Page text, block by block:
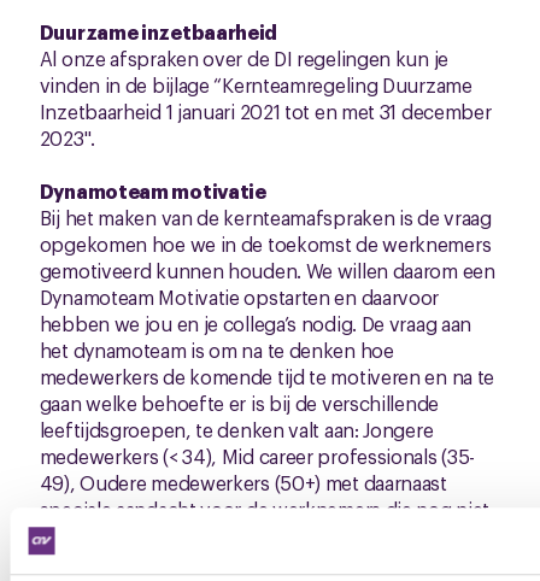
Duurzame inzetbaarheid
Al onze afspraken over de DI regelingen kun je
vinden in de bijlage “Kernteamregeling Duurzame
Inzetbaarheid 1 januari 2021 tot en met 31 december
2023".
Dynamoteam motivatie
Bij het maken van de kernteamafspraken is de vraag
opgekomen hoe we in de toekomst de werknemers
gemotiveerd kunnen houden. We willen daarom een
Dynamoteam Motivatie opstarten en daarvoor
hebben we jou en je collega’s nodig. De vraag aan
het dynamoteam is om na te denken hoe
medewerkers de komende tijd te motiveren en na te
gaan welke behoefte er is bij de verschillende
leeftijdsgroepen, te denken valt aan: Jongere
medewerkers (< 34), Mid career professionals (35-
49), Oudere medewerkers (50+) met daarnaast
speciale aandacht voor de werknemers die nog niet
zijn uitgegroeid.